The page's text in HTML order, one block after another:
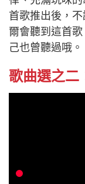
首歌推出後，
爾會聽到這首
己也曾聽過哦。
歌曲選之二